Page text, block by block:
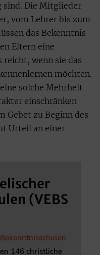
sind. Die Mitglieder
vom Lehrer bis zum
das Bekenntnis
Eltern eine
wenn sie das
möchten.
solche Mehrheit
einschränken
Gebet zu Beginn des
Urteil an einer
(VEBS
146 christliche